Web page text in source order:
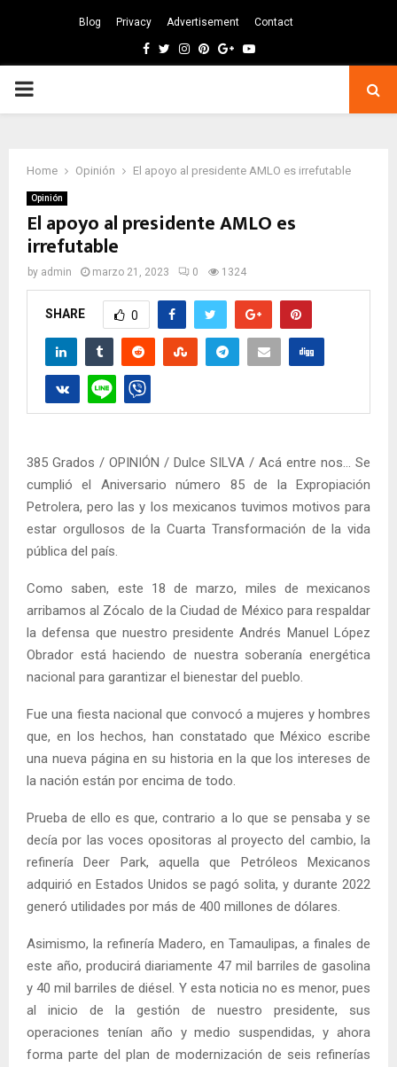
Blog Privacy Advertisement Contact
Facebook
TwitterInstagram
Pinterest
GoogleYoutube
PRIMARY
Home Opinión El apoyo al presidente AMLO es irrefutable
Opinión
El apoyo al presidente AMLO es
irrefutable
by admin marzo 21, 2023 0 1324
SHARE 0
385 Grados / OPINIÓN / Dulce SILVA / Acá entre nos… Se
cumplió el Aniversario número 85 de la Expropiación
Petrolera, pero las y los mexicanos tuvimos motivos para
estar orgullosos de la Cuarta Transformación de la vida
pública del país.
Como saben, este 18 de marzo, miles de mexicanos
arribamos al Zócalo de la Ciudad de México para respaldar
la defensa que nuestro presidente Andrés Manuel López
Obrador está haciendo de nuestra soberanía energética
nacional para garantizar el bienestar del pueblo.
Fue una fiesta nacional que convocó a mujeres y hombres
que, en los hechos, han constatado que México escribe
una nueva página en su historia en la que los intereses de
la nación están por encima de todo.
Prueba de ello es que, contrario a lo que se pensaba y se
decía por las voces opositoras al proyecto del cambio, la
refinería Deer Park, aquella que Petróleos Mexicanos
adquirió en Estados Unidos se pagó solita, y durante 2022
generó utilidades por más de 400 millones de dólares.
Asimismo, la refinería Madero, en Tamaulipas, a finales de
este año, producirá diariamente 47 mil barriles de gasolina
y 40 mil barriles de diésel. Y esta noticia no es menor, pues
al inicio de la gestión de nuestro presidente, sus
operaciones tenían año y medio suspendidas, y ahora
forma parte del plan de modernización de seis refinerías